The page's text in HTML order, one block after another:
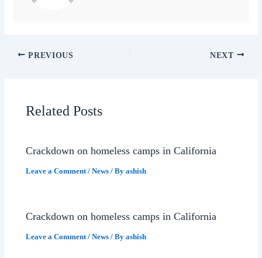
PREVIOUS NEXT
Related Posts
Crackdown on homeless camps in California
Leave a Comment /News / Byashish
Crackdown on homeless camps in California
Leave a Comment /News / Byashish